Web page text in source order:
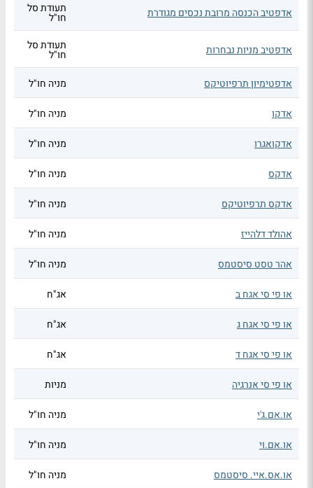
אדפטיב הכנסה מרובת נכסים מגודרת תעודת סל
חו"ל
אדפטיב מניות נבחרות תעודת סל
חו"ל
אדפטימיון תרפיוטיקס
מניה חו"ל
אדקו מניה חו"ל
אדקואגרו מניה חו"ל
אדקס מניה חו"ל
אדקס תרפיוטיקס מניה חו"ל
אהולד דלהייז מניה חו"ל
אהר טסט סיסטמס מניה חו"ל
או פי סי אגח ב אג"ח
או פי סי אגח ג אג"ח
או פי סי אגח ד אג"ח
או פי סי אנרגיה מניות
או.אם.ג'י מניה חו"ל
או.אם.וי מניה חו"ל
או.אס.איי. סיסטמס מניה חו"ל